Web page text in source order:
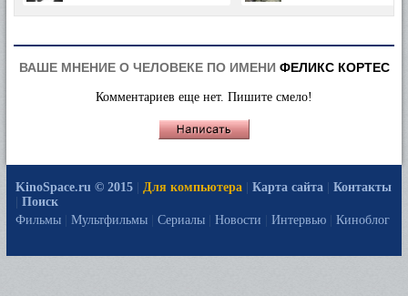
ВАШЕ МНЕНИЕ О ЧЕЛОВЕКЕ ПО ИМЕНИ ФЕЛИКС КОРТЕС
Комментариев еще нет. Пишите смело!
KinoSpace.ru © 2015 Для компьютера Карта сайта
Контакты
Поиск
Фильмы
Мультфильмы Сериалы Новости Интервью Киноблог